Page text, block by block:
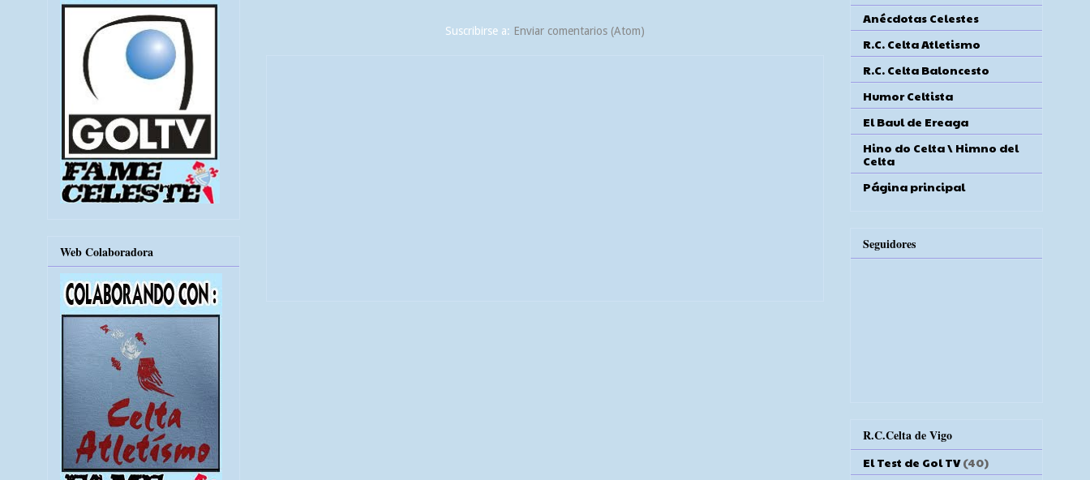
Suscribirse a: Enviar comentarios (Atom)
Web Colaboradora
Anécdotas Celestes
R.C. Celta Atletismo
R.C. Celta Baloncesto
Humor Celtista
El Baul de Ereaga
Hino do Celta \ Himno del
Celta
Página principal
Seguidores
R.C.Celta de Vigo
El Test de Gol TV (40)